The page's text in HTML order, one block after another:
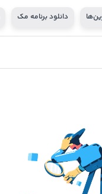
دانلود برنامه مک